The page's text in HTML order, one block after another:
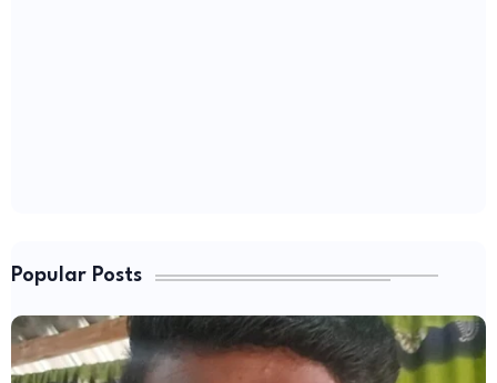
Popular Posts